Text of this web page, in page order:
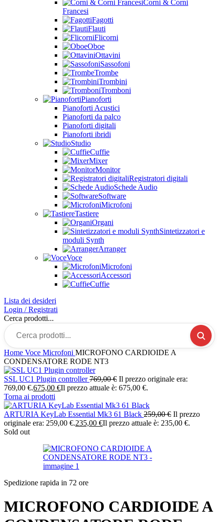
Corni & Corni
Francesi
Fagotti
Flauti
Flicorni
Oboe
Ottavini
Sassofoni
Trombe
Trombini
Tromboni
Pianoforti
Pianoforti Acustici
Pianoforti da palco
Pianoforti digitali
Pianoforti ibridi
Studio
Cuffie
Mixer
Monitor
Registratori digitali
Schede Audio
Software
Microfoni
Tastiere
Organi
Sintetizzatori e
moduli Synth
Arranger
Voce
Microfoni
Accessori
Cuffie
Lista dei desideri
Login / Registrati
Cerca prodotti...
Home Voce Microfoni MICROFONO CARDIOIDE A
CONDENSATORE RODE NT3
SSL UC1 Plugin controller769,00€ Il prezzo originale era:
769,00 €.675,00 €Il prezzo attuale è: 675,00 €.
Torna ai prodotti
ARTURIA KeyLab Essential Mk3 61 Black 259,00€ Il prezzo
originale era: 259,00 €.235,00 €Il prezzo attuale è: 235,00 €.
Sold out
Spedizione rapida in 72 ore
MICROFONO CARDIOIDE A